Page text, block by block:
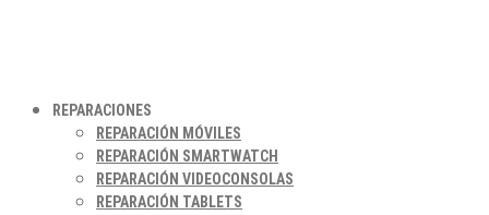
REPARACIONES
REPARACIÓN MÓVILES
REPARACIÓN SMARTWATCH
REPARACIÓN VIDEOCONSOLAS
REPARACIÓN TABLETS